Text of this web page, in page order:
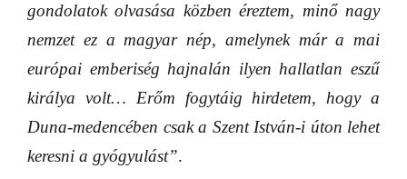
gondolatok olvasása közben éreztem, minő nagy
nemzet ez a magyar nép, amelynek már a mai
európai emberiség hajnalán ilyen hallatlan eszű
királya volt… Erőm fogytáig hirdetem, hogy a
Duna-medencében csak a Szent István-i úton lehet
keresni a gyógyulást”.